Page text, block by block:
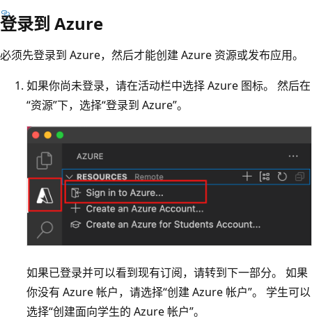
登录到 Azure
必须先登录到 Azure，然后才能创建 Azure 资源或发布应用。
如果你尚未登录，请在活动栏中选择 Azure 图标。
然后在
“资源”下，选择“登录到 Azure”。
如果已登录并可以看到现有订阅，请转到下一部分。 如果
你没有 Azure 帐户，请选择“创建 Azure 帐户”。
学生可以
选择“创建面向学生的 Azure 帐户”。